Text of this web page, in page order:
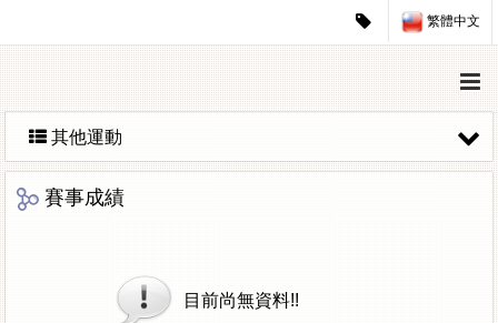
繁體中文
其他運動
賽事成績
目前尚無資料!!